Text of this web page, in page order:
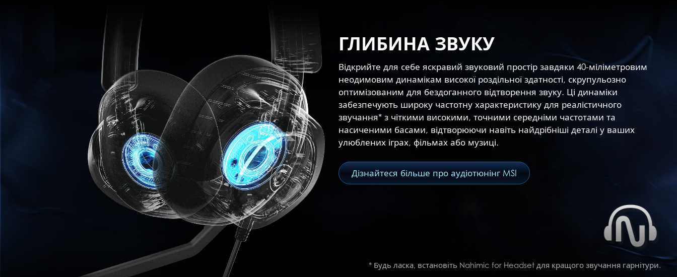
ГЛИБИНА ЗВУКУ
Відкрийте для себе яскравий звуковий простір завдяки 40-міліметровим
неодимовим динамікам високої роздільної здатності, скрупульозно
оптимізованим для бездоганного відтворення звуку. Ці динаміки
забезпечують широку частотну характеристику для реалістичного
звучання* з чіткими високими, точними середніми частотами та
насиченими басами, відтворюючи навіть найдрібніші деталі у ваших
улюблених іграх, фільмах або музиці.
Дізнайтеся більше про аудіотюнінг MSI
* Будь ласка, встановіть Nahimic for Headset для кращого звучання гарнітури.